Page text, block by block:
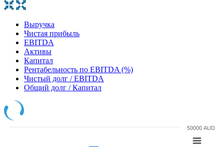
Выручка
Чистая прибыль
EBITDA
Активы
Капитал
Рентабельность по EBITDA (%)
Чистый долг / EBITDA
Общий долг / Капитал
50000 AUD